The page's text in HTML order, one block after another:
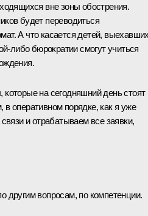
вне зоны обострения.
будет переводиться
А что касается детей,
либо бюрократии смогут учиться
на сегодняшний день стоят
в оперативном порядке, как я уже
и отрабатываем все заявки,
другим вопросам, по компетенции.